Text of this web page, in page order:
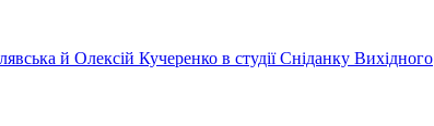
й Олексій Кучеренко в студії Сніданку Вихідного